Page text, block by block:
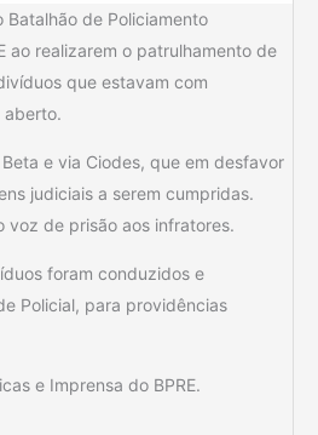
de Policiamento
ao realizarem o patrulhamento de
que estavam com
aberto.
e via Ciodes, que em desfavor
judiciais a serem cumpridas.
voz de prisão aos infratores.
foram conduzidos e
Policial, para providências
e Imprensa do BPRE.